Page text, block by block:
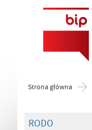
Strona główna
RODO